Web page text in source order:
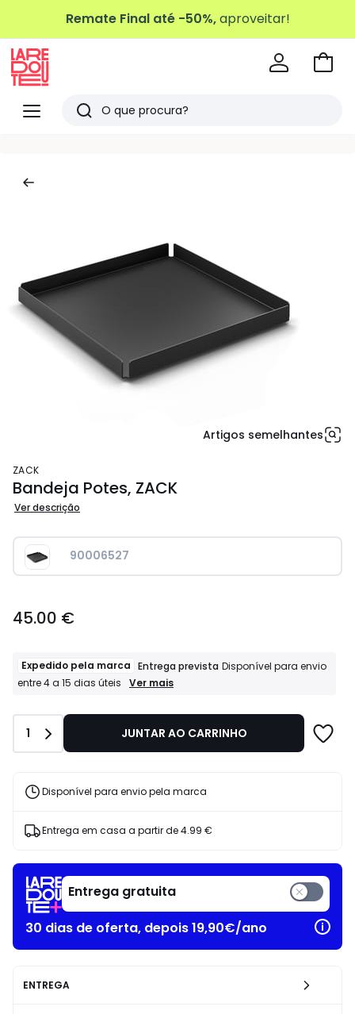
Remate Final até -50%,aproveitar!
Menu
Redoute
Pesquisar
Ir
Artigos semelhantes
ZACK
Bandeja Potes, ZACK
Ver descrição
90006527
€.
45.00 €
Expedido pela marca Entrega prevista Disponível para envio
entre 4 a 15 dias úteis
Expedido
prevista
Disponível
entre
15
Ver mais
Quantidade
1 JUNTAR AO CARRINHO
Disponível para envio pela marca
Entrega em casa a partir de4.99 €
Entrega gratuita
30 dias de oferta, depois 19,90€/ano
ENTREGA